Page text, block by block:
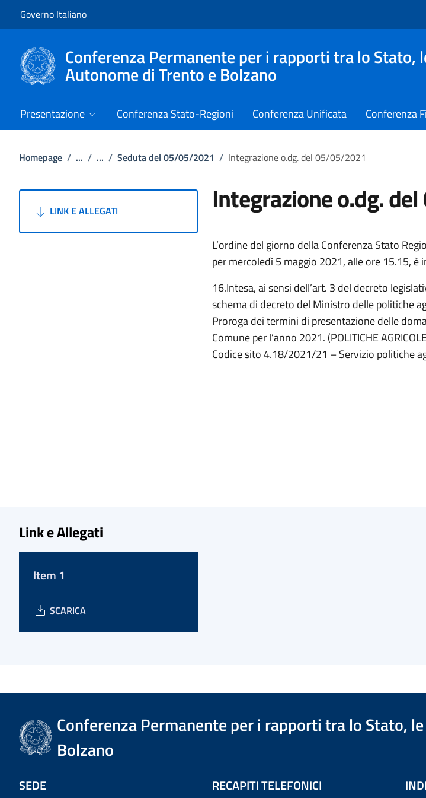
Governo Italiano
Conferenza Permanente per i rapporti tra lo Stato,
Autonome di Trento e Bolzano
Presentazione Conferenza Stato-Regioni Conferenza Unificata Conferenza
Homepage / ... / ... / Seduta del 05/05/2021 / Integrazione o.dg. del 05/05/2021
LINK E ALLEGATI Integrazione o.dg.
L’ordine del giorno della Conferenza Stato
per mercoledì 5 maggio 2021, alle ore 15.15, è
16.Intesa, ai sensi dell’art. 3 del decreto
schema di decreto del Ministro delle politiche
Proroga dei termini di presentazione delle
Comune per l’anno 2021. (POLITICHE
Codice sito 4.18/2021/21 – Servizio politiche
Link e Allegati
Item 1
SCARICA
Conferenza Permanente per i rapporti tra lo Stato,
Bolzano
SEDE RECAPITI TELEFONICI